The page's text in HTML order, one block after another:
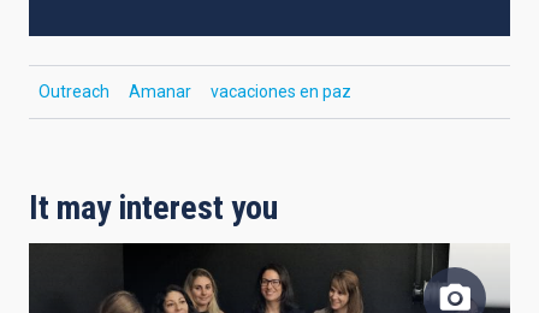
Outreach Amanar vacaciones en paz
It may interest you